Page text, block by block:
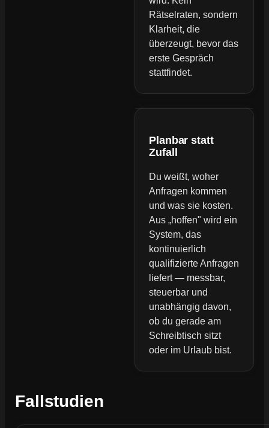
Rätselraten, sondern
Klarheit, die
überzeugt, bevor das
erste Gespräch
stattfindet.
Planbar statt
Zufall
Du weißt, woher
Anfragen kommen
und was sie kosten.
Aus „hoffen" wird ein
System, das
kontinuierlich
qualifizierte Anfragen
liefert — messbar,
steuerbar und
unabhängig davon,
ob du gerade am
Schreibtisch sitzt
oder im Urlaub bist.
Fallstudien